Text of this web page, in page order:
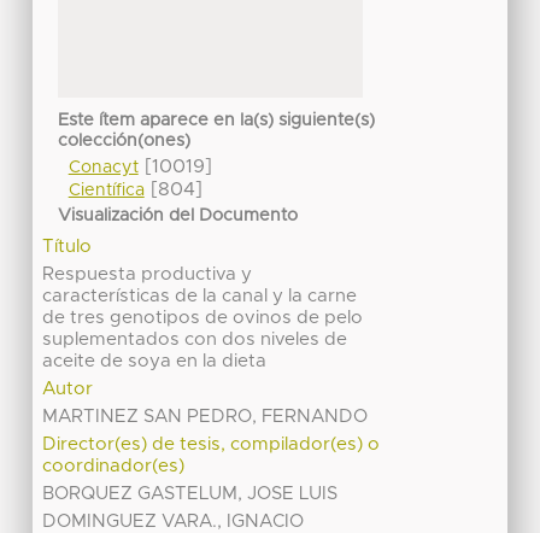
Este ítem aparece en la(s) siguiente(s)
colección(ones)
Conacyt[10019]
Científica[804]
Visualización del Documento
Título
Respuesta productiva y
características de la canal y la carne
de tres genotipos de ovinos de pelo
suplementados con dos niveles de
aceite de soya en la dieta
Autor
MARTINEZ SAN PEDRO, FERNANDO
Director(es) de tesis, compilador(es) o
coordinador(es)
BORQUEZ GASTELUM, JOSE LUIS
DOMINGUEZ VARA., IGNACIO